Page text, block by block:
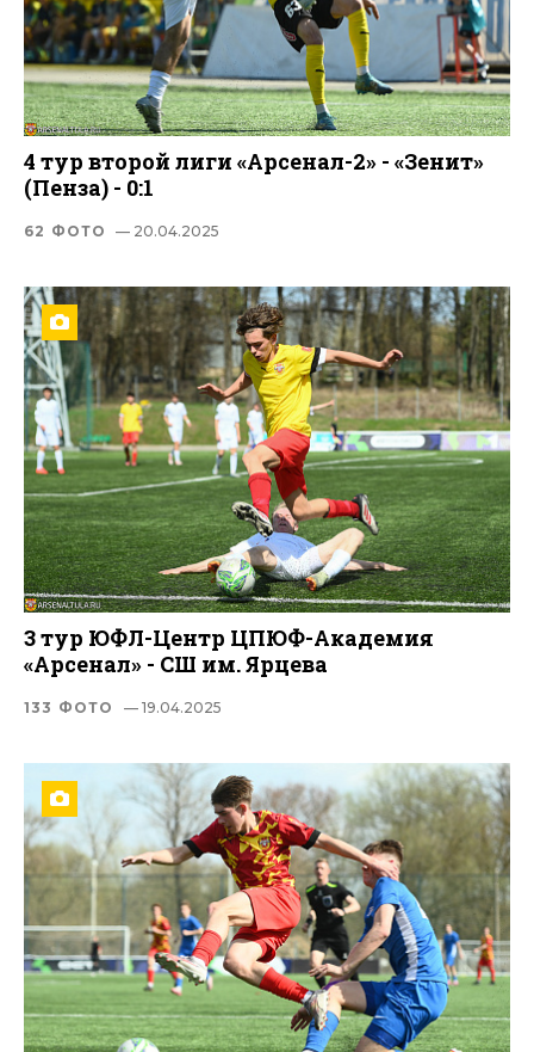
4 тур второй лиги «Арсенал-2» - «Зенит»
(Пенза) - 0:1
62 ФОТО — 20.04.2025
3 тур ЮФЛ-Центр ЦПЮФ-Академия
«Арсенал» - СШ им. Ярцева
133 ФОТО — 19.04.2025